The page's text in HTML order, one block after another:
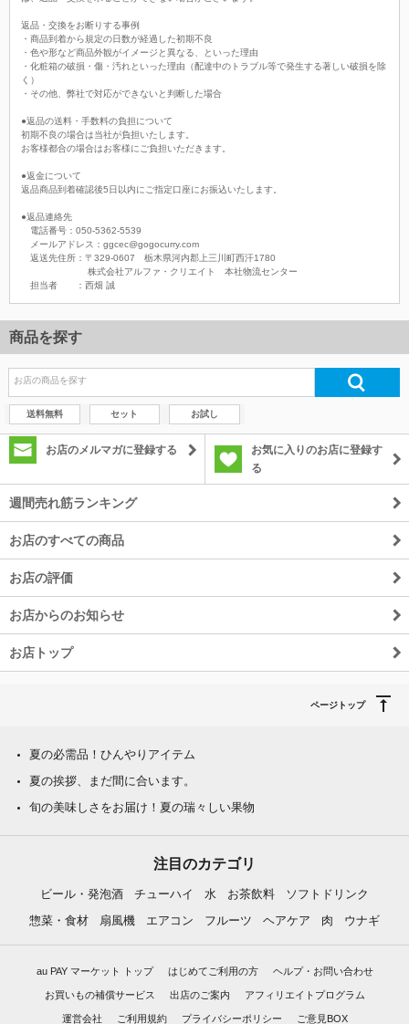
返品・交換をお断りする事例
・商品到着から規定の日数が経過した初期不良
・色や形など商品外観がイメージと異なる、といった理由
・化粧箱の破損・傷・汚れといった理由（配達中のトラブル等で発生する著しい破損を除
く）
・その他、弊社で対応ができないと判断した場合
●返品の送料・手数料の負担について
初期不良の場合は当社が負担いたします。
お客様都合の場合はお客様にご負担いただきます。
●返金について
返品商品到着確認後5日以内にご指定口座にお振込いたします。
●返品連絡先
電話番号：050-5362-5539
メールアドレス：ggcec@gogocurry.com
返送先住所：〒329-0607 栃木県河内郡上三川町西汗1780
株式会社アルファ・クリエイト 本社物流センター
担当者 ：西畑 誠
商品を探す
送料無料 セット お試し
お店のメルマガに登録する
お気に入りのお店に登録す
る
週間売れ筋ランキング
お店のすべての商品
お店の評価
お店からのお知らせ
お店トップ
ページトップ
夏の必需品！ひんやりアイテム
夏の挨拶、まだ間に合います。
旬の美味しさをお届け！夏の瑞々しい果物
注目のカテゴリ
ビール・発泡酒 チューハイ 水 お茶飲料
ソフトドリンク
惣菜・食材
扇風機 エアコン フルーツ ヘアケア 肉 ウナギ
au PAY マーケット トップ はじめてご利用の方 ヘルプ・お問い合わせ
お買いもの補償サービス 出店のご案内 アフィリエイトプログラム
運営会社 ご利用規約 プライバシーポリシー ご意見BOX